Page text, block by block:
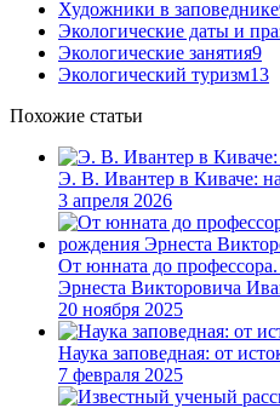
Художники в заповеднике
Экологические даты и
Экологические занятия9
Экологический туризм13
Похожие статьи
Э. В. Ивантер в Киваче:
3 апреля 2026
От юнната до
Эрнеста Викторовича
20 ноября 2025
Наука заповедная: от
7 февраля 2025